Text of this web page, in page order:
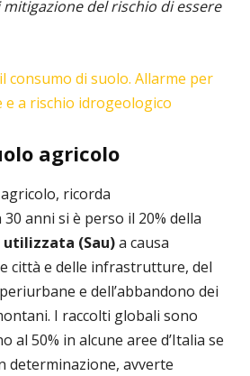
del rischio di essere
consumo di suolo. Allarme per
e a rischio idrogeologico
agricolo
ricorda
30 anni si è perso il 20% della
utilizzata (Sau)a causa
città e delle infrastrutture, del
e dell’abbandono dei
I raccolti globali sono
al 50% in alcune aree d’Italia se
determinazione, avverte